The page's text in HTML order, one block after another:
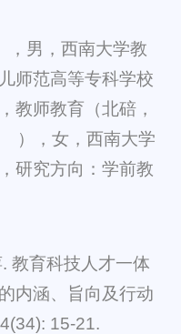
男，西南大学教
师范高等专科学校
教师教育（北碚，
），女，西南大学
研究方向：学前教
教育科技人才一体
内涵、旨向及行动
15-21.